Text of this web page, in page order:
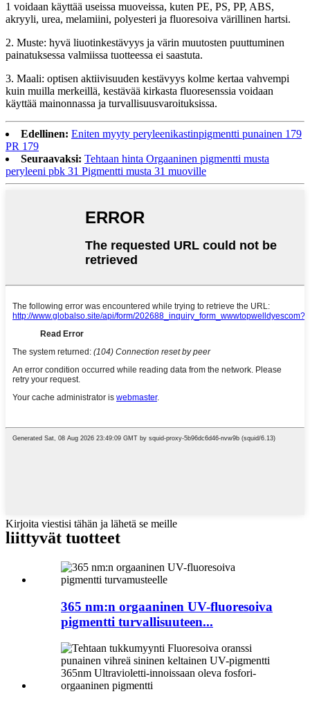
1 voidaan käyttää useissa muoveissa, kuten PE, PS, PP, ABS,
akryyli, urea, melamiini, polyesteri ja fluoresoiva värillinen hartsi.
2. Muste: hyvä liuotinkestävyys ja värin muutosten puuttuminen
painatuksessa valmiissa tuotteessa ei saastuta.
3. Maali: optisen aktiivisuuden kestävyys kolme kertaa vahvempi
kuin muilla merkeillä, kestävää kirkasta fluoresenssia voidaan
käyttää mainonnassa ja turvallisuusvaroituksissa.
Edellinen: Eniten myyty peryleenikastinpigmentti punainen 179
PR 179
Seuraavaksi: Tehtaan hinta Orgaaninen pigmentti musta
peryleeni pbk 31 Pigmentti musta 31 muoville
Kirjoita viestisi tähän ja lähetä se meille
liittyvät tuotteet
365 nm:n orgaaninen UV-fluoresoiva
pigmentti turvallisuuteen...